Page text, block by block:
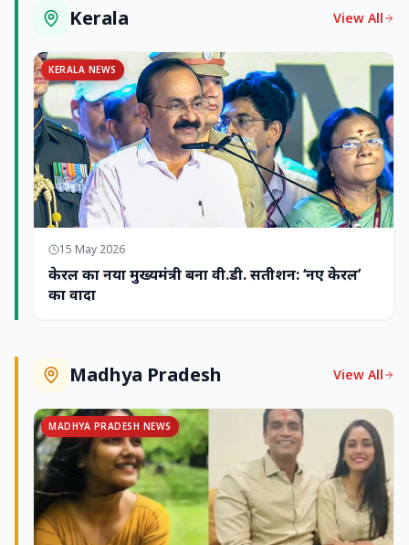
Kerala View All
KERALA NEWS
15 May 2026
केरल का नया मुख्यमंत्री बना वी.डी. सतीशन: ‘नए केरल’
का वादा
Madhya Pradesh View All
MADHYA PRADESH NEWS